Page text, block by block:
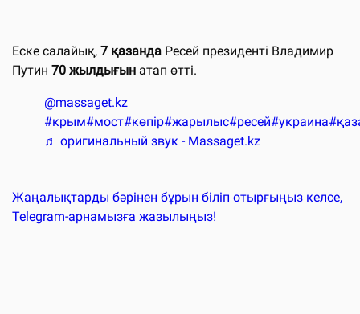
Еске салайық, 7 қазанда Ресей президенті Владимир
Путин 70 жылдығын атап өтті.
@massaget.kz
#крым#мост#көпір#жарылыс#ресей#украина
♬ оригинальный звук - Massaget.kz
Жаңалықтарды бәрінен бұрын біліп отырғыңыз келсе,
Telegram-арнамызға жазылыңыз!